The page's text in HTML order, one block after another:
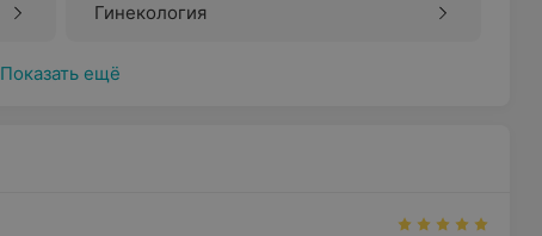
Гинекология
Показать ещё